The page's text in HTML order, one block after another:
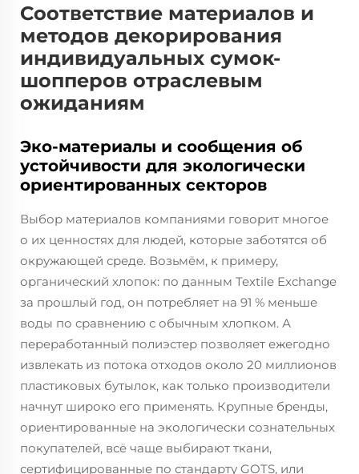
Соответствие материалов и
методов декорирования
индивидуальных сумок-
шопперов отраслевым
ожиданиям
Эко-материалы и сообщения об
устойчивости для экологически
ориентированных секторов
Выбор материалов компаниями говорит многое
о их ценностях для людей, которые заботятся об
окружающей среде. Возьмём, к примеру,
органический хлопок: по данным Textile Exchange
за прошлый год, он потребляет на 91 % меньше
воды по сравнению с обычным хлопком. А
переработанный полиэстер позволяет ежегодно
извлекать из потока отходов около 20 миллионов
пластиковых бутылок, как только производители
начнут широко его применять. Крупные бренды,
ориентированные на экологически сознательных
покупателей, всё чаще выбирают ткани,
сертифицированные по стандарту GOTS, или